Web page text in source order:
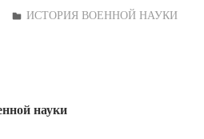
Дежурный по Редакции
ИСТОРИЯ ВОЕННОЙ НАУКИ
науки